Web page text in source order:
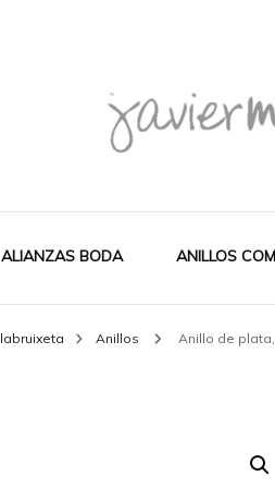
Joyería
ALIANZAS BODA ANILLOS
labruixeta Anillos Anillo de